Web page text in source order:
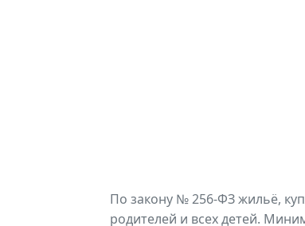
По закону № 256-ФЗ жильё,
родителей и всех детей.